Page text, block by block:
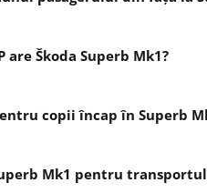
are Škoda Superb Mk1?
copii încap în Superb
Mk1 pentru